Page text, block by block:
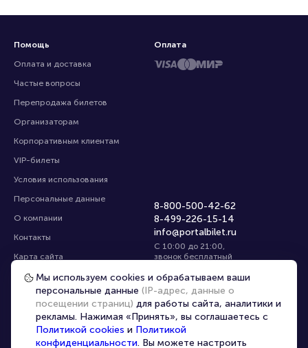
Помощь
Оплата и доставка
Частые вопросы
Перепродажа билетов
Организаторам
Корпоративным клиентам
VIP-билеты
Условия использования
Персональные данные
О компании
Контакты
Карта сайта
Управление cookies
8-800-500-42-62
8-499-226-15-14
info@portalbilet.ru
С 10:00 до 21:00,
звонок бесплатный
Все площадки
Оплата
Главная | Ялта
Мы используем cookies и обрабатываем ваши
персональные данные (IP-адрес, данные о
посещении страниц) для работы сайта, аналитики и
рекламы. Нажимая «Принять», вы соглашаетесь с
Политикой cookies и Политикой
конфиденциальности. Вы можете настроить